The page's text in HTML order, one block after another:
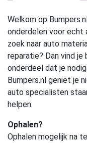
Welkom op
onderdelen voor echt
zoek naar auto
reparatie? Dan vind
onderdeel dat je
Bumpers.nl geniet je
auto specialisten
helpen.
Ophalen?
Ophalen mogelijk na